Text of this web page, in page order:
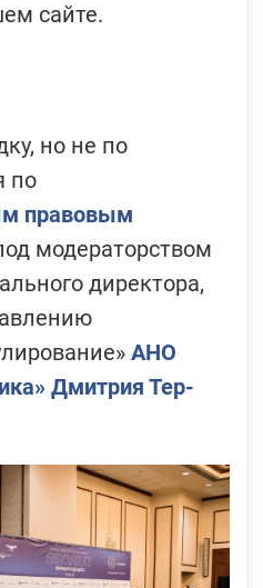
сайте.
но не по
по
правовым
модераторством
директора,
АНО
Дмитрия Тер-